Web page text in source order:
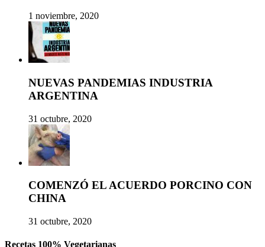
1 noviembre, 2020
NUEVAS PANDEMIAS INDUSTRIA
ARGENTINA
31 octubre, 2020
COMENZÓ EL ACUERDO PORCINO CON
CHINA
31 octubre, 2020
Recetas 100% Vegetarianas